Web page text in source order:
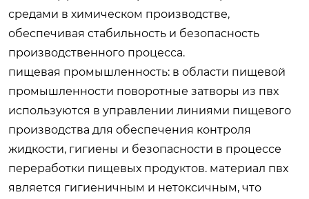
средами в химическом производстве,
обеспечивая стабильность и безопасность
производственного процесса.
пищевая промышленность: в области пищевой
промышленности поворотные затворы из пвх
используются в управлении линиями пищевого
производства для обеспечения контроля
жидкости, гигиены и безопасности в процессе
переработки пищевых продуктов. материал пвх
является гигиеничным и нетоксичным, что